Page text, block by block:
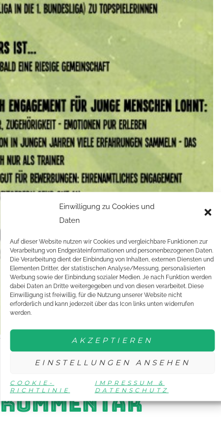
Einwilligung zu Cookies und
Daten
Auf dieser Website nutzen wir Cookies und vergleichbare Funktionen zur
Verarbeitung von Endgeräteinformationen und personenbezogenen Daten.
Die Verarbeitung dient der Einbindung von Inhalten, externen Diensten und
Elementen Dritter, der statistischen Analyse/Messung, personalisierten
Werbung sowie der Einbindung sozialer Medien. Je nach Funktion werden
dabei Daten an Dritte weitergegeben und von diesen verarbeitet. Diese
Einwilligung ist freiwillig, für die Nutzung unserer Website nicht
erforderlich und kann jederzeit über das Icon links unten widerrufen
werden.
AKZEPTIEREN
EINSTELLUNGEN ANSEHEN
COOKIE-
RICHTLINIE
IMPRESSUM &
DATENSCHUTZ
Tagged YOUNG STARSMARCO
SCHREIBE EINEN
KOMMENTAR